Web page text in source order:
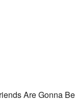
Are Gonna